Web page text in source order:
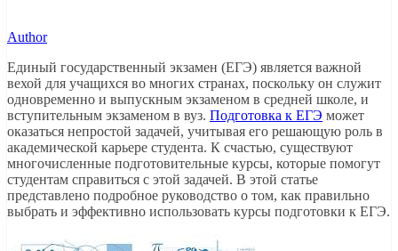
Author
Единый государственный экзамен (ЕГЭ) является важной
вехой для учащихся во многих странах, поскольку он служит
одновременно и выпускным экзаменом в средней школе, и
вступительным экзаменом в вуз. Подготовка к ЕГЭ может
оказаться непростой задачей, учитывая его решающую роль в
академической карьере студента. К счастью, существуют
многочисленные подготовительные курсы, которые помогут
студентам справиться с этой задачей. В этой статье
представлено подробное руководство о том, как правильно
выбрать и эффективно использовать курсы подготовки к ЕГЭ.